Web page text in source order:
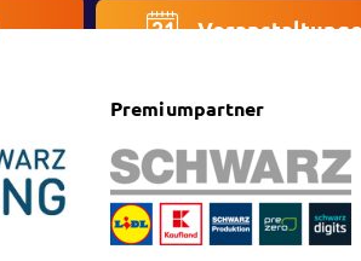
Premiumpartner